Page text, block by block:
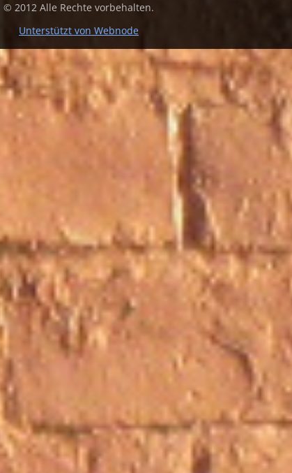
© 2012 Alle Rechte vorbehalten.
Unterstützt von Webnode